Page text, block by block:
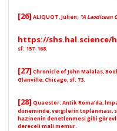
[26] ALIQUOT, Julien; “A Laodicean
https://shs.hal.science/
sf: 157-168.
[27] Chronicle of John Malalas,
Glanville, Chicago, sf: 73.
[28] Quaestor: Antik Roma’da,
döneminde, vergilerin toplanması,
hazinenin denetlenmesi gibi
dereceli mali memur.